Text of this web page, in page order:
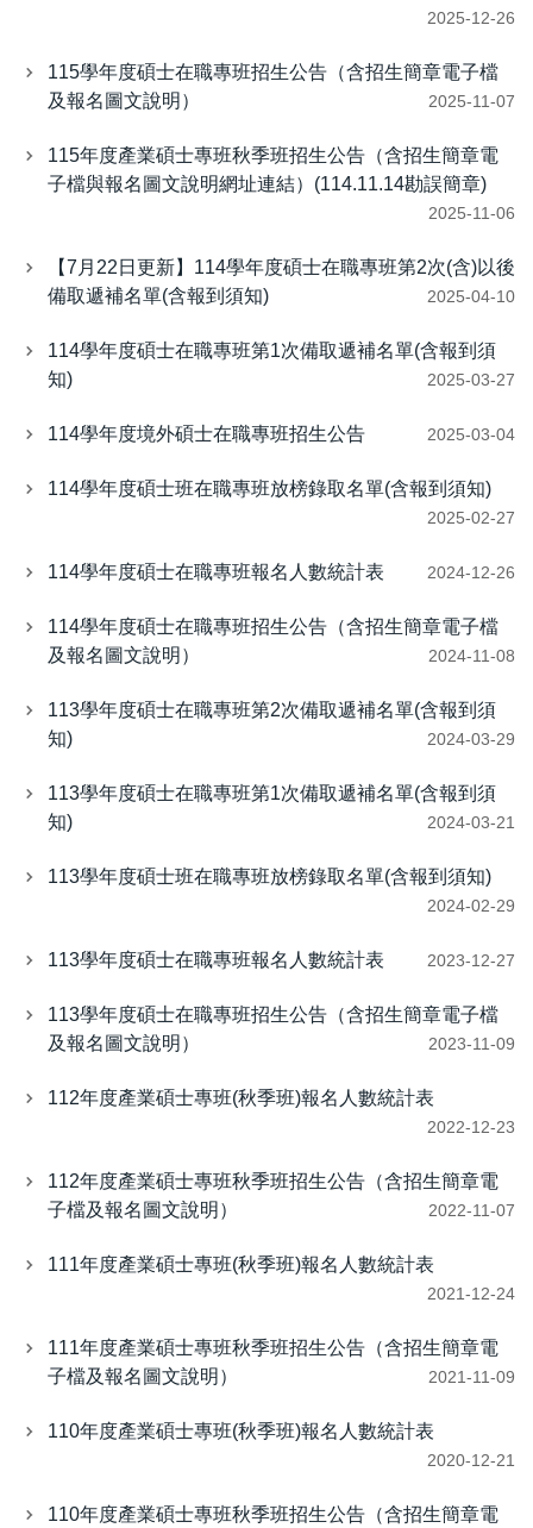
2025-12-26
115學年度碩士在職專班招生公告（含招生簡章電子檔
及報名圖文說明）
2025-11-07
115年度產業碩士專班秋季班招生公告（含招生簡章電
子檔與報名圖文說明網址連結）(114.11.14勘誤簡章)
2025-11-06
【7月22日更新】114學年度碩士在職專班第2次(含)以後
備取遞補名單(含報到須知)
2025-04-10
114學年度碩士在職專班第1次備取遞補名單(含報到須
知)
2025-03-27
114學年度境外碩士在職專班招生公告 2025-03-04
114學年度碩士班在職專班放榜錄取名單(含報到須知)
2025-02-27
114學年度碩士在職專班報名人數統計表 2024-12-26
114學年度碩士在職專班招生公告（含招生簡章電子檔
及報名圖文說明）
2024-11-08
113學年度碩士在職專班第2次備取遞補名單(含報到須
知)
2024-03-29
113學年度碩士在職專班第1次備取遞補名單(含報到須
知)
2024-03-21
113學年度碩士班在職專班放榜錄取名單(含報到須知)
2024-02-29
113學年度碩士在職專班報名人數統計表 2023-12-27
113學年度碩士在職專班招生公告（含招生簡章電子檔
及報名圖文說明）
2023-11-09
112年度產業碩士專班(秋季班)報名人數統計表
2022-12-23
112年度產業碩士專班秋季班招生公告（含招生簡章電
子檔及報名圖文說明）
2022-11-07
111年度產業碩士專班(秋季班)報名人數統計表
2021-12-24
111年度產業碩士專班秋季班招生公告（含招生簡章電
子檔及報名圖文說明）
2021-11-09
110年度產業碩士專班(秋季班)報名人數統計表
2020-12-21
110年度產業碩士專班秋季班招生公告（含招生簡章電